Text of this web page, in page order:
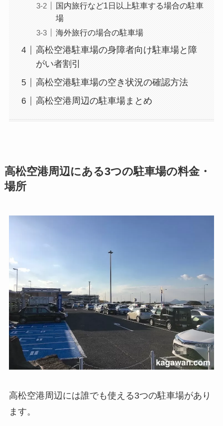
国内旅行など1日以上駐車する場合の駐車
場
海外旅行の場合の駐車場
高松空港駐車場の身障者向け駐車場と障
がい者割引
高松空港駐車場の空き状況の確認方法
高松空港周辺の駐車場まとめ
高松空港周辺にある3つの駐車場の料金・
場所
高松空港周辺には誰でも使える3つの駐車場があり
ます。